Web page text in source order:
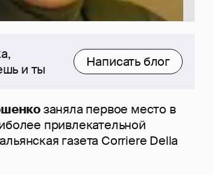
и ты
Написать блог
заняла первое место в
привлекательной
газета Corriere Della